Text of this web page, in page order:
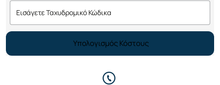
Υπολογισμός Κόστους